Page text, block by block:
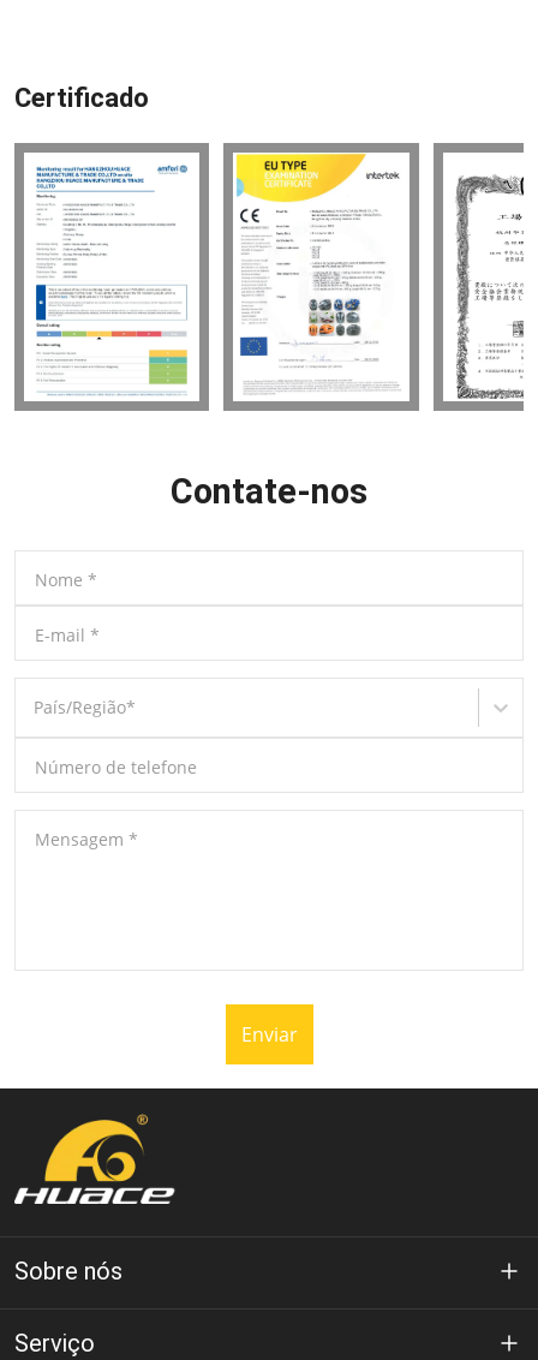
Certificado
Contate-nos
Nome *
E-mail *
País/Região*
Número de telefone
Mensagem *
Enviar
Sobre nós
Sobre Huace
Serviço